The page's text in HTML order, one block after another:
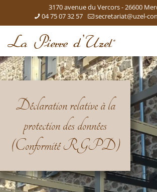
3170 avenue du Vercors - 26600
04 75 07 32 57
secretariat@uzel-
Déclaration relative à la
protection des données
(Conformité RGPD)